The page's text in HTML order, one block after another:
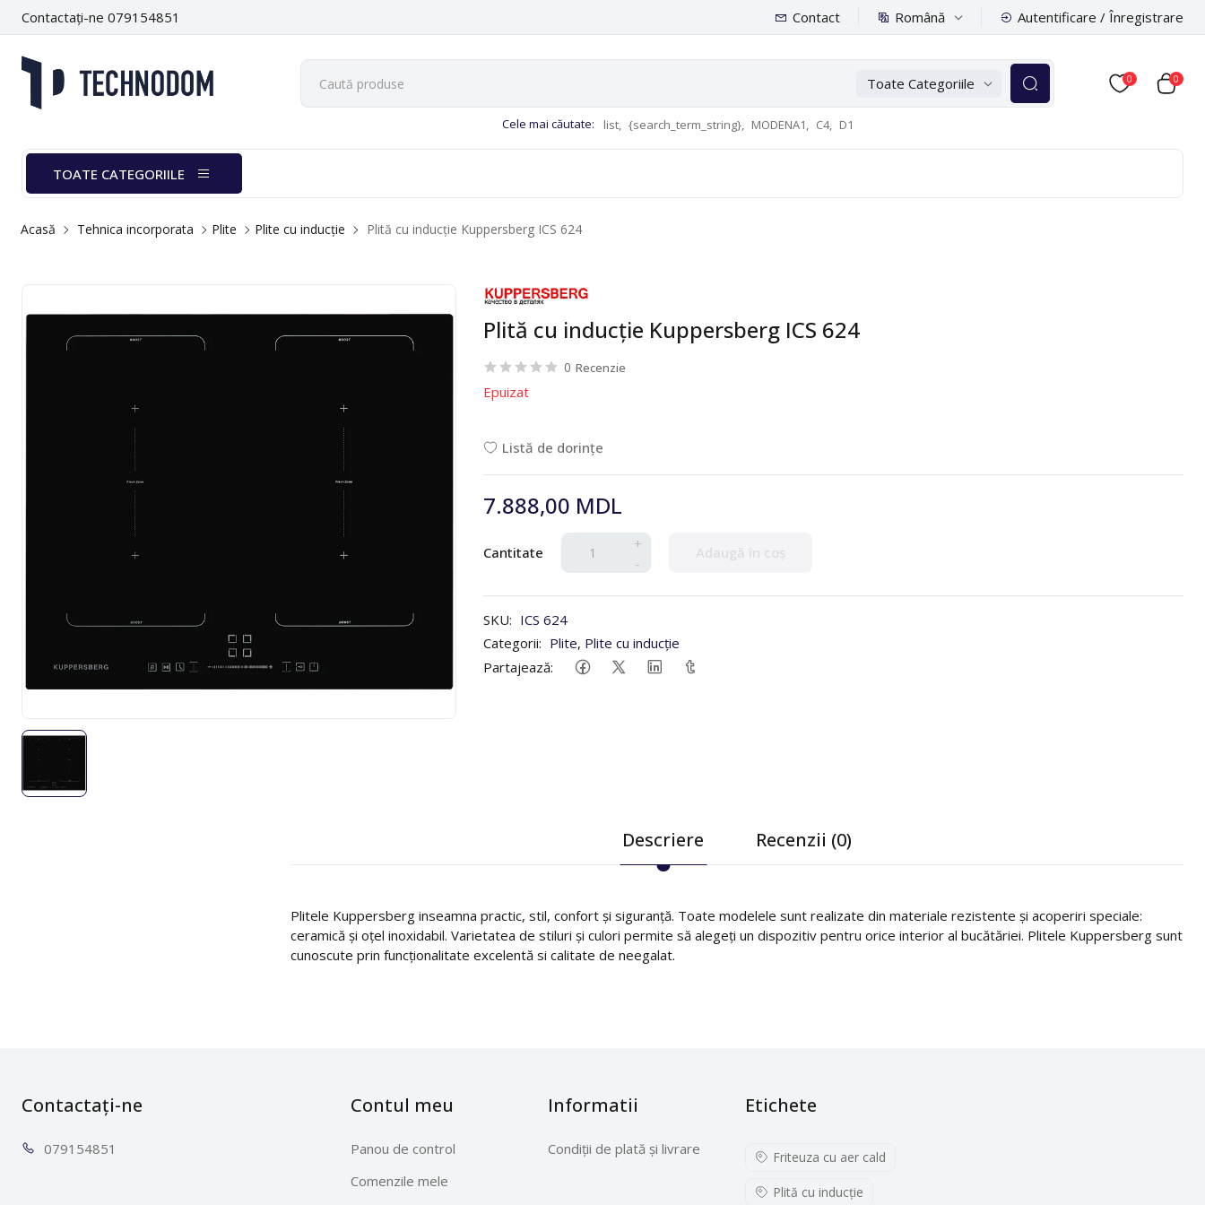
Contactați-ne 079154851 Contact Română Autentificare / Înregistrare
Toate Categoriile
Cele mai căutate: list, {search_term_string}, MODENA1, C4, D1
0 0
TOATE CATEGORIILE
Acasă Tehnica incorporata Plite Plite cu inducție Plită cu inducție Kuppersberg ICS 624
Plită cu inducție Kuppersberg ICS 624
0 Recenzie
Epuizat
Listă de dorințe
7.888,00 MDL
Cantitate
+
-
Adaugă în coș
SKU: ICS 624
Categorii: Plite, Plite cu inducție
Partajează:
Descriere Recenzii (0)
Plitele Kuppersberg inseamna practic, stil, confort și siguranță. Toate modelele sunt realizate din materiale rezistente și acoperiri speciale:
ceramică și oțel inoxidabil. Varietatea de stiluri și culori permite să alegeți un dispozitiv pentru orice interior al bucătăriei. Plitele Kuppersberg sunt
cunoscute prin funcționalitate excelentă si calitate de neegalat.
Contactați-ne
0791 54851
Contul meu
Panou de control
Comenzile mele
Informatii
Condiții de plată și livrare
Etichete
Friteuza cu aer cald
Plită cu inducţie